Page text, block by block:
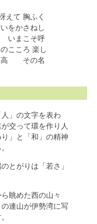
えて 胸ふく
をかさねし
いまこそ呼
こころ 楽し
高 その名
」の文字を表わ
交って環を作り人
」と「和」の精神
とがりは「若さ」
眺めた西の山々
連山が伊勢湾に写